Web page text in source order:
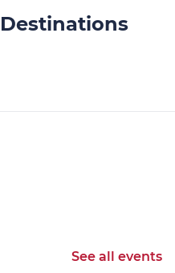
See all events